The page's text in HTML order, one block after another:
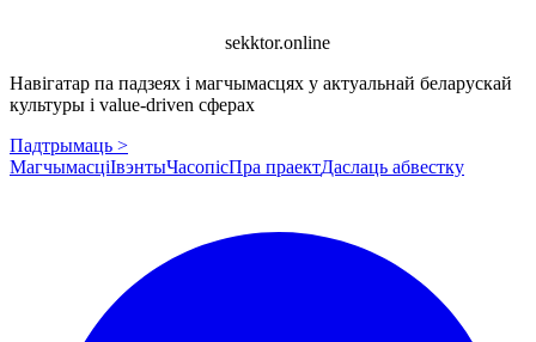
sekktor.online
Навігатар па падзеях і магчымасцях у актуальнай беларускай
культуры і value-driven сферах
Падтрымаць >
МагчымасціІвэнтыЧасопісПра праектДаслаць абвестку